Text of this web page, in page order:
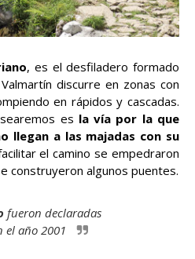
, es el desfiladero formado
discurre en zonas con
en rápidos y cascadas.
es la vía por la que
llegan a las majadas con su
el camino se empedraron
construyeron algunos puentes.
fueron declaradas
el año 2001